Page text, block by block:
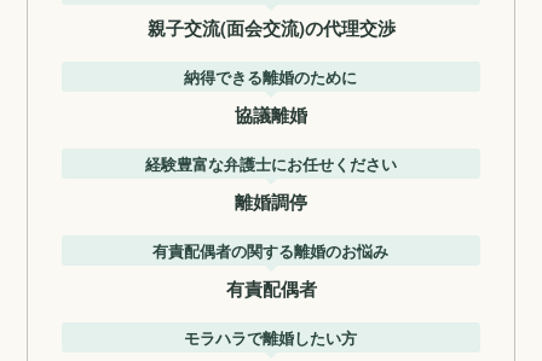
親子交流(面会交流)の代理交渉
納得できる離婚のために
協議離婚
経験豊富な弁護士にお任せください
離婚調停
有責配偶者の関する離婚のお悩み
有責配偶者
モラハラで離婚したい方